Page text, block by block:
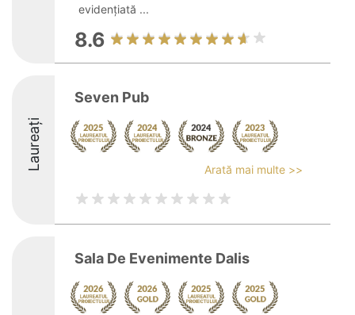
evidențiată ...
8.6
Laureați
Seven Pub
Arată mai multe >>
Sala De Evenimente Dalis